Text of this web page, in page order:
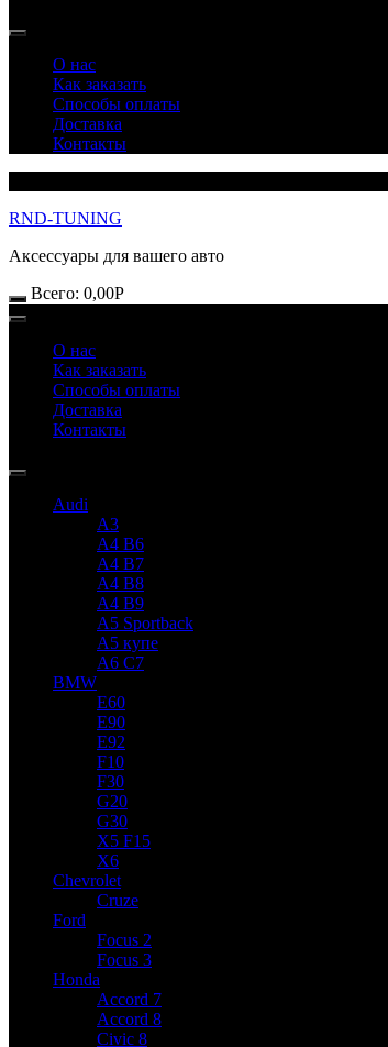
О нас
Как заказать
Способы оплаты
Доставка
Контакты
RND-TUNING
Аксессуары для вашего авто
Всего: 0,00Р
О нас
Как заказать
Способы оплаты
Доставка
Контакты
Audi
A3
A4 B6
A4 B7
A4 B8
A4 B9
A5 Sportback
A5 купе
A6 C7
BMW
E60
E90
E92
F10
F30
G20
G30
X5 F15
X6
Chevrolet
Cruze
Ford
Focus 2
Focus 3
Honda
Accord 7
Accord 8
Civic 8